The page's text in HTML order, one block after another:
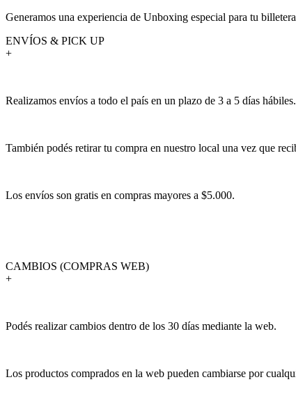
Generamos una experiencia de Unboxing especial para tu
ENVÍOS & PICK UP
+
Realizamos envíos a todo el país en un plazo de 3 a 5 días hábiles.
También podés retirar tu compra en nuestro local una vez que
Los envíos son gratis en compras mayores a $5.000.
CAMBIOS (COMPRAS WEB)
+
Podés realizar cambios dentro de los 30 días mediante la web.
Los productos comprados en la web pueden cambiarse por